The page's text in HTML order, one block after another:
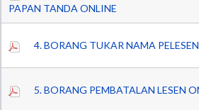
PAPAN TANDA ONLINE
4. BORANG TUKAR NAMA
5. BORANG PEMBATALAN LESEN